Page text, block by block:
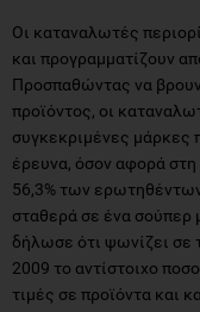
Οι καταναλωτές
και προγραμματίζουν
Προσπαθώντας να
προϊόντος, οι
συγκεκριμένες μάρκες
έρευνα, όσον αφορά
56,3% των
σταθερά σε ένα σούπερ
δήλωσε ότι ψωνίζει σε
2009 το αντίστοιχο
τιμές σε προϊόντα και